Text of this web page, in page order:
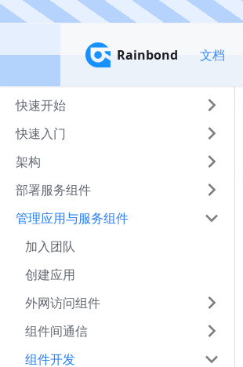
Rainbond 文档
Rainbond
快速开始
快速入门
架构
部署服务组件
管理应用与服务组件
加入团队
创建应用
外网访问组件
组件间通信
组件开发